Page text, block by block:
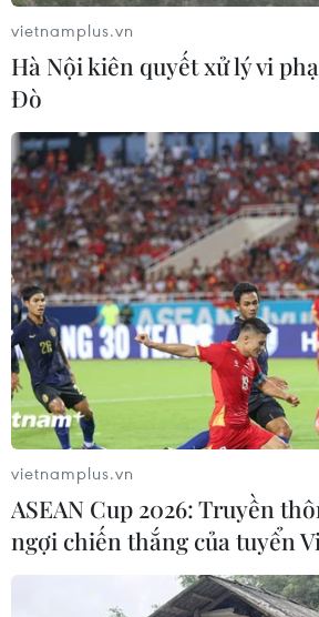
vietnamplus.vn
Hà Nội kiên quyết xử lý vi
Đò
vietnamplus.vn
ASEAN Cup 2026: Truyền
ngợi chiến thắng của tuyển